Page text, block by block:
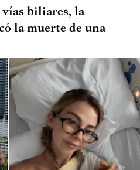
vías biliares, la
la muerte de una